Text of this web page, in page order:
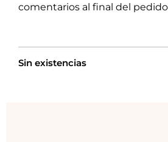
comentarios al final del
Sin existencias